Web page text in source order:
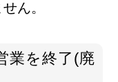
ん。
業を終了(廃